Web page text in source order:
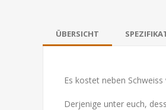
ÜBERSICHT
Es kostet neben
Derjenige unter euch,